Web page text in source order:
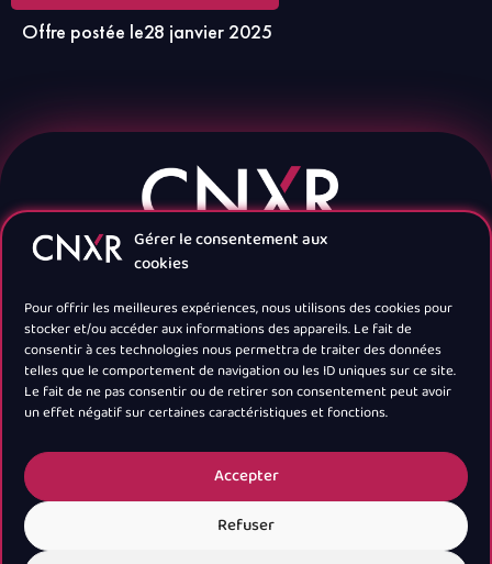
Gérer le consentement aux
cookies
Pour offrir les meilleures expériences, nous utilisons des cookies pour
stocker et/ou accéder aux informations des appareils. Le fait de
consentir à ces technologies nous permettra de traiter des données
telles que le comportement de navigation ou les ID uniques sur ce site.
Le fait de ne pas consentir ou de retirer son consentement peut avoir
un effet négatif sur certaines caractéristiques et fonctions.
Accepter
Refuser
Offre postée le28 janvier 2025
Navigation
Newsletter